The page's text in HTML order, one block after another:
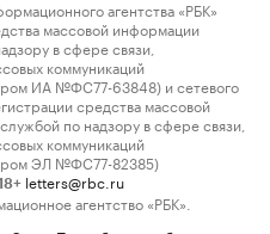
агентства «РБК»
массовой информации
в сфере связи,
коммуникаций
ИА №ФС77-63848) и сетевого
средства массовой
по надзору в сфере связи,
коммуникаций
ЭЛ №ФС77-82385)
letters@rbc.ru
агентство «РБК».